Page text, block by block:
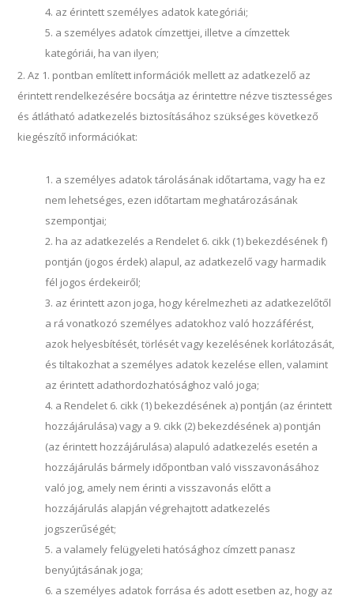
az érintett személyes adatok kategóriái;
a személyes adatok címzettjei, illetve a címzettek
kategóriái, ha van ilyen;
Az 1. pontban említett információk mellett az adatkezelő az
érintett rendelkezésére bocsátja az érintettre nézve tisztességes
és átlátható adatkezelés biztosításához szükséges következő
kiegészítő információkat:
a személyes adatok tárolásának időtartama, vagy ha ez
nem lehetséges, ezen időtartam meghatározásának
szempontjai;
ha az adatkezelés a Rendelet 6. cikk (1) bekezdésének f)
pontján (jogos érdek) alapul, az adatkezelő vagy harmadik
fél jogos érdekeiről;
az érintett azon joga, hogy kérelmezheti az adatkezelőtől
a rá vonatkozó személyes adatokhoz való hozzáférést,
azok helyesbítését, törlését vagy kezelésének korlátozását,
és tiltakozhat a személyes adatok kezelése ellen, valamint
az érintett adathordozhatósághoz való joga;
a Rendelet 6. cikk (1) bekezdésének a) pontján (az érintett
hozzájárulása) vagy a 9. cikk (2) bekezdésének a) pontján
(az érintett hozzájárulása) alapuló adatkezelés esetén a
hozzájárulás bármely időpontban való visszavonásához
való jog, amely nem érinti a visszavonás előtt a
hozzájárulás alapján végrehajtott adatkezelés
jogszerűségét;
a valamely felügyeleti hatósághoz címzett panasz
benyújtásának joga;
a személyes adatok forrása és adott esetben az, hogy az